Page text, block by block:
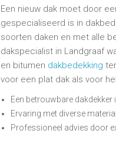
Een nieuw dak moet door
gespecialiseerd is in
soorten daken en met alle
dakspecialist in Landgraaf
en bitumen dakbedekking
voor een plat dak als voor
Een betrouwbare dakdekker
Ervaring met diverse
Professioneel advies door